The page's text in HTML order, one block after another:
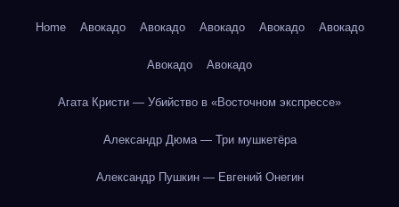
Home Авокадо Авокадо Авокадо Авокадо Авокадо
Авокадо Авокадо
Агата Кристи — Убийство в «Восточном экспрессе»
Александр Дюма — Три мушкетёра
Александр Пушкин — Евгений Онегин